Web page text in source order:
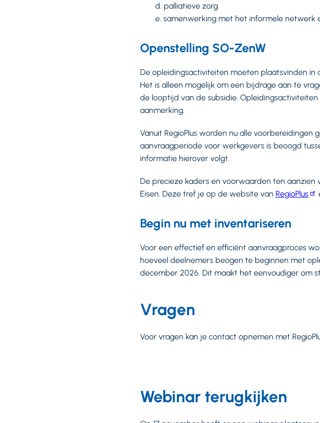
d. palliatieve zorg
e. samenwerking met het informele netwerk
Openstelling SO-ZenW
De opleidingsactiviteiten moeten plaatsvinden in
Het is alleen mogelijk om een bijdrage aan te
de looptijd van de subsidie.
aanmerking.
Vanuit RegioPlus worden nu alle
aanvraagperiode voor werkgevers is beoogd
informatie hierover volgt.
De precieze kaders en voorwaarden ten
Eisen. Deze tref je op de website van RegioPlus
Begin nu met inventariseren
Voor een effectief en efficiënt aanvraagproces
hoeveel deelnemers beogen te beginnen met
december 2026. Dit maakt het eenvoudiger om
Vragen
Voor vragen kan je contact opnemen met
Webinar terugkijken